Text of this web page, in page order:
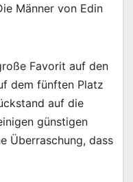
Männer von Edin
Favorit auf den
dem fünften Platz
auf die
günstigen
Überraschung, dass